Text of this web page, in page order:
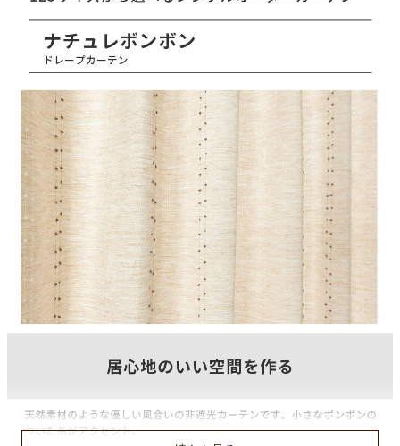
タテ糸組成
ポリエステル100%
ヨコ糸組成
ポリエステル100%
ヒダ倍率
1.5倍ヒダ
山仕様
2ツ山
フック仕様
アジャスターフック
フック形態
なし